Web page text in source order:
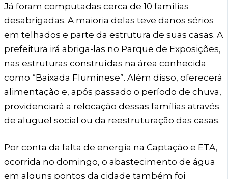
Já foram computadas cerca de 10 famílias
desabrigadas. A maioria delas teve danos sérios
em telhados e parte da estrutura de suas casas. A
prefeitura irá abriga-las no Parque de Exposições,
nas estruturas construídas na área conhecida
como “Baixada Fluminese”. Além disso, oferecerá
alimentação e, após passado o período de chuva,
providenciará a relocação dessas famílias através
de aluguel social ou da reestruturação das casas.
Por conta da falta de energia na Captação e ETA,
ocorrida no domingo, o abastecimento de água
em alguns pontos da cidade também foi